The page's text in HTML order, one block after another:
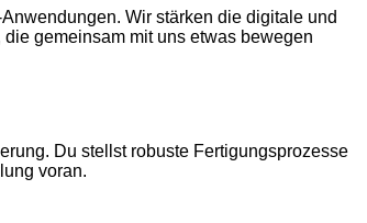
Wir stärken die digitale und
gemeinsam mit uns etwas bewegen
Du stellst robuste Fertigungsprozesse
voran.